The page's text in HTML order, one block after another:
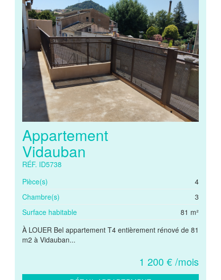
Appartement
Vidauban
RÉF. ID5738
Pièce(s)
4
Chambre(s)
3
Surface habitable
81 m²
À LOUER Bel appartement T4 entièrement rénové de 81
m2 à Vidauban...
1 200 € /mois